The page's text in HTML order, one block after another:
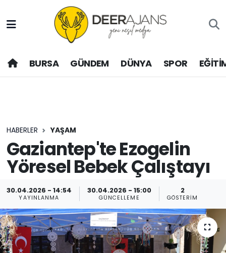
BURSA GÜNDEM DÜNYA SPOR
HABERLER YAŞAM
Gaziantep'te Ezogelin
Yöresel Bebek Çalıştayı
30.04.2026 - 14:54
YAYINLANMA
30.04.2026 - 15:00
GÜNCELLEME
2
GÖSTERIM
Hava Durumu
Trafik Durumu
Son Dakika Haberleri
Haber Arşivi